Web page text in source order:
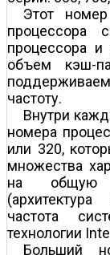
Этот
процессора
процессора и
объем кэш-
частоту.
Внутри
номера
или 320,
множества
на общую
частота
технологии
Больший